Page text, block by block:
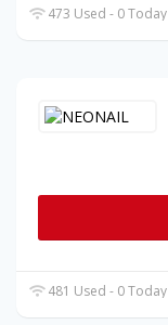
473 Used - 0 Today
481 Used - 0 Today